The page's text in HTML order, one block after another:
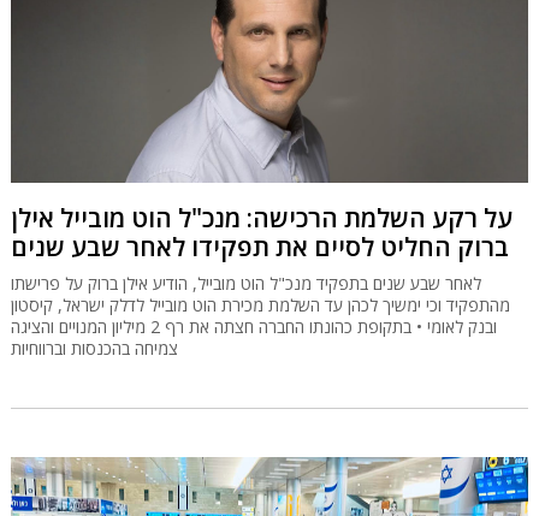
על רקע השלמת הרכישה: מנכ"ל הוט מובייל אילן
ברוק החליט לסיים את תפקידו לאחר שבע שנים
לאחר שבע שנים בתפקיד מנכ"ל הוט מובייל, הודיע אילן ברוק על פרישתו
מהתפקיד וכי ימשיך לכהן עד השלמת מכירת הוט מובייל לדלק ישראל, קיסטון
ובנק לאומי • בתקופת כהונתו החברה חצתה את רף 2 מיליון המנויים והציגה
צמיחה בהכנסות וברווחיות